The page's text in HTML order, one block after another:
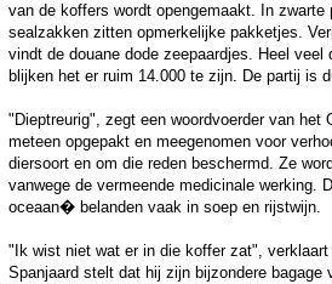
van de koffers wordt opengemaakt. In
sealzakken zitten opmerkelijke pakketjes.
vindt de douane dode zeepaardjes. Heel veel
blijken het er ruim 14.000 te zijn. De partij is
"Dieptreurig", zegt een woordvoerder van het
meteen opgepakt en meegenomen voor
diersoort en om die reden beschermd. Ze
vanwege de vermeende medicinale
oceaan� belanden vaak in soep en rijstwijn.
"Ik wist niet wat er in die koffer zat",
Spanjaard stelt dat hij zijn bijzondere bagage